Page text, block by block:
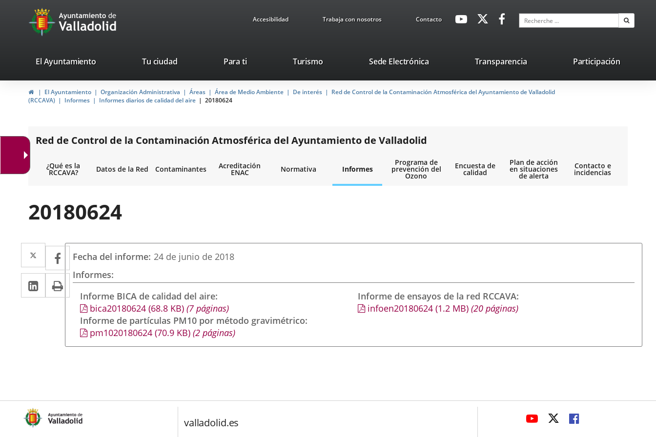
Portal
Web
Ayuntamiento
de
Valladolid
Accesibilidad Trabaja con nosotros ContactoavaHeaderSocial
Enlace
externa.
Enlace
aplicación
externa.
Enlace
aplicación
externa.
Recherche
valladolid.es
El Ayuntamiento Tu ciudad Para ti TurismoEste
se
abrirá
nueva.
Sede ElectrónicaEnlace
una
aplicación
Transparencia Participación
InicioEl Ayuntamiento Organización Administrativa Áreas Área de Medio Ambiente De interés
Red de Control de la Contaminación Atmosférica del Ayuntamiento de Valladolid
(RCCAVA)
Informes Informes diarios de calidad del aire 20180624
Red de Control de la Contaminación Atmosférica del Ayuntamiento de Valladolid
¿Qué es la
RCCAVA? Datos de la Red Contaminantes Acreditación
ENAC Normativa Informes
Programa de
prevención del
Ozono
Encuesta de
calidad
Plan de acción
en situaciones
de alerta
Contacto e
incidencias
20180624
Twitter
Enlace
a
una
aplicación
externa.
Facebook
Enlace
a
una
aplicación
externa.
LinkedIn
Enlace
a
aplicación
externa.
Imprimir
Fecha del informe 24 de junio de 2018
Informes
Informe BICA de calidad del aire
bica20180624(68.8 KB)(7 páginas)
Informe de partículas PM10 por método gravimétrico
pm1020180624(70.9 KB)(2 páginas)
Informe de ensayos de la red RCCAVA
infoen20180624 (1.2 MB) (20 páginas)
valladolid.es
ENLACEENLACEENLACE